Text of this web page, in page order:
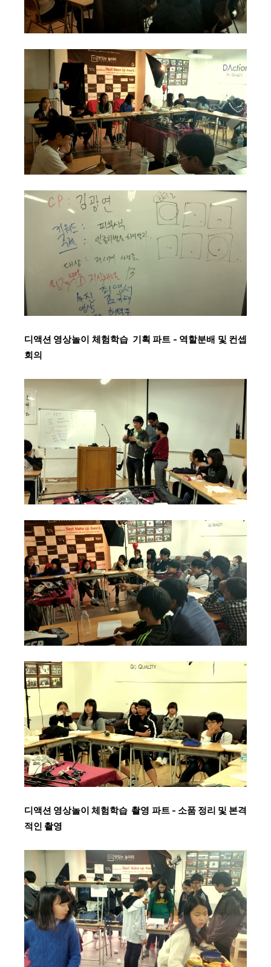
디액션 영상놀이 체험학습 기획 파트 - 역할분배 및 컨셉
회의
디액션 영상놀이 체험학습 촬영 파트 - 소품 정리 및 본격
적인 촬영